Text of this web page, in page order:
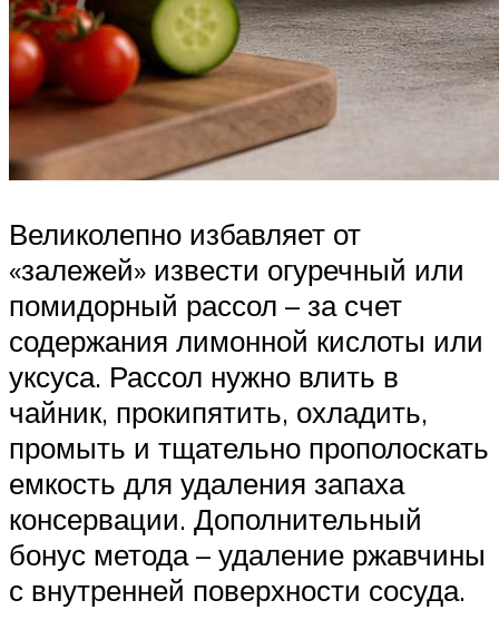
Великолепно избавляет от
«залежей» извести огуречный или
помидорный рассол – за счет
содержания лимонной кислоты или
уксуса. Рассол нужно влить в
чайник, прокипятить, охладить,
промыть и тщательно прополоскать
емкость для удаления запаха
консервации. Дополнительный
бонус метода – удаление ржавчины
с внутренней поверхности сосуда.